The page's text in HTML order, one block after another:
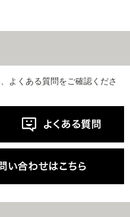
よくある質問をご確認くださ